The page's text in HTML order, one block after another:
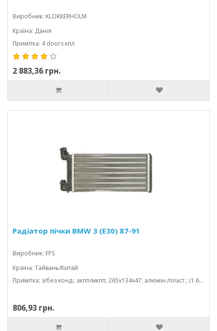
Виробник: KLOKKERHOLM
Країна: Данія
Примітка: 4 doors кпл
2 883,36 грн.
Радіатор пічки BMW 3 (E30) 87-91
Виробник: FPS
Країна: Тайвань/Китай
Примітка: з/без конд.; акпп/мкпп; 265x134x47; алюмін./пласт.; (1.6/1.8/2.0/2.3/2.4/2.5/2.7/2.4 d); механічний
806,93 грн.